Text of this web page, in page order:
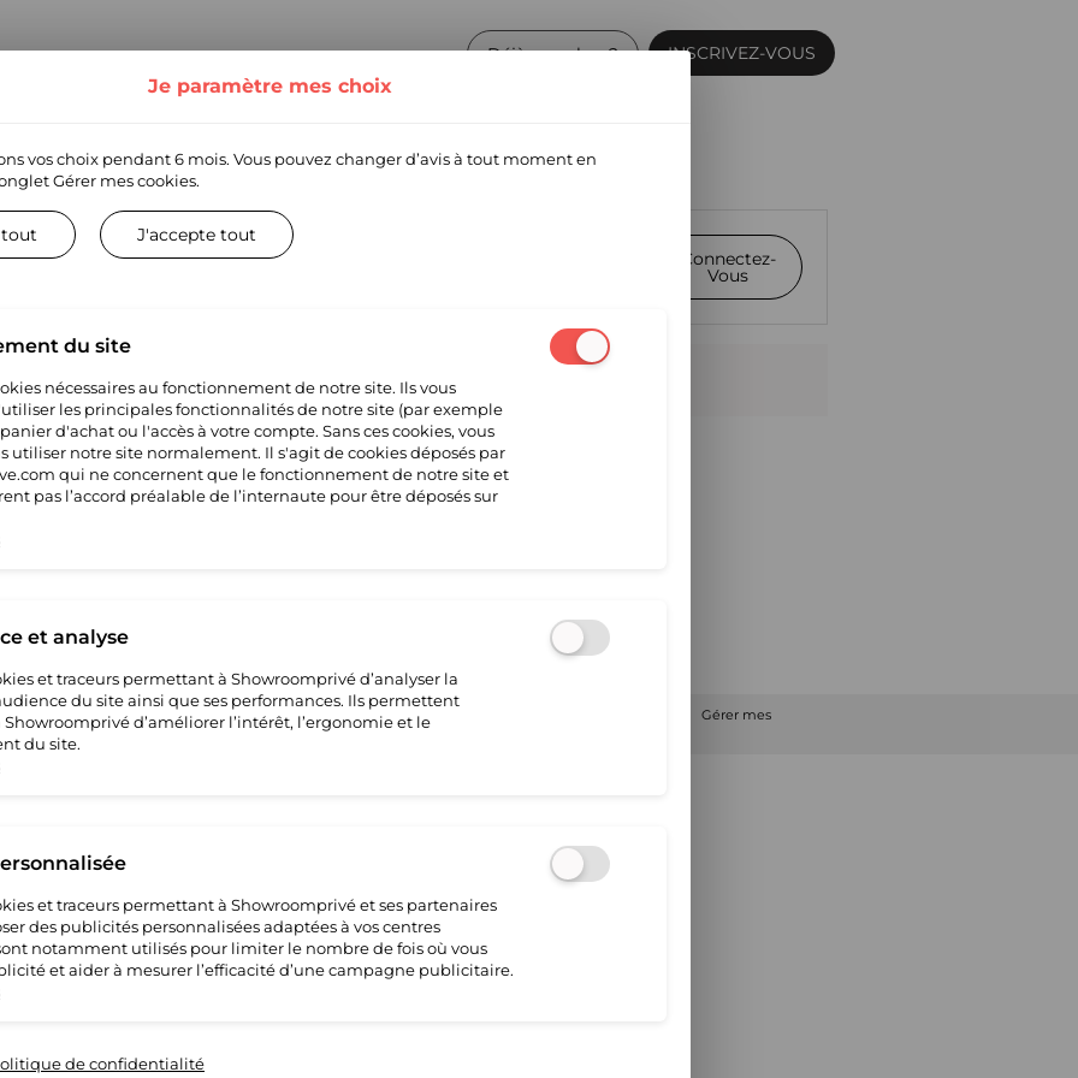
INSCRIVEZ-VOUS
Déjà membre ?
CLIENT
essentielles ici !
pour suivre vos commandes, effectuer des retours, accéder à votre compte
notre Service Client.
Connectez-
Vous
?
JE N'ARRIVE PAS À VALIDER MON INSCRIPTION
renseigné tous les champs requis à l'inscription
nos conditions générales de vente
vous pouvez opter pour l'inscription via votre compte Facebook.
apportées ci-dessus, nous vous invitons à nous contacter à l’adresse suivante :
Je paramètre mes choix
vos choix pendant 6 mois. Vous pouvez changer d’avis à tout moment en
Gérer mes cookies.
tout J'accepte tout
du site
nécessaires au fonctionnement de notre site. Ils vous
les principales fonctionnalités de notre site (par exemple
d'achat ou l'accès à votre compte. Sans ces cookies, vous
utiliser notre site normalement. Il s'agit de cookies déposés par
qui ne concernent que le fonctionnement de notre site et
pas l’accord préalable de l’internaute pour être déposés sur
et analyse
et traceurs permettant à Showroomprivé d’analyser la
du site ainsi que ses performances. Ils permettent
d’améliorer l’intérêt, l’ergonomie et le
du site.
et traceurs permettant à Showroomprivé et ses partenaires
des publicités personnalisées adaptées à vos centres
notamment utilisés pour limiter le nombre de fois où vous
et aider à mesurer l’efficacité d’une campagne publicitaire.
de confidentialité
Politique de Confidentialité Questions fréquentes
Gérer mes
générales de la Marketplace Référencement & Critères de Classement